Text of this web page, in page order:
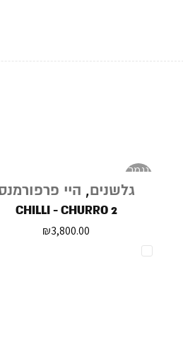
נגמר
במלאי
גלשנים, היי
CHILLI - CHURRO 2
₪3,800.00